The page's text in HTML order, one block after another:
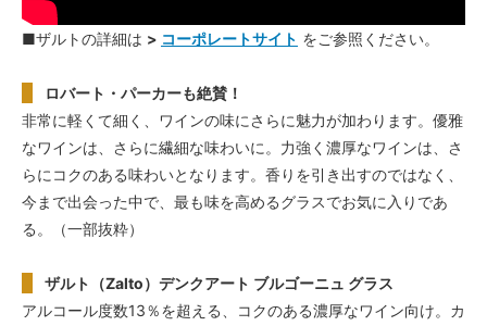
■ザルトの詳細は > コーポレートサイト をご参照ください。
ロバート・パーカーも絶賛！
非常に軽くて細く、ワインの味にさらに魅力が加わります。優雅
なワインは、さらに繊細な味わいに。力強く濃厚なワインは、さ
らにコクのある味わいとなります。香りを引き出すのではなく、
今まで出会った中で、最も味を高めるグラスでお気に入りであ
る。（一部抜粋）
ザルト（Zalto）デンクアート ブルゴーニュ グラス
アルコール度数13％を超える、コクのある濃厚なワイン向け。カ